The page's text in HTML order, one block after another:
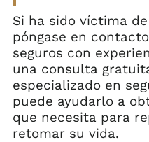
Si ha sido víctima
póngase en
seguros con
una consulta
especializado en
puede ayudarlo a
que necesita para
retomar su vida.